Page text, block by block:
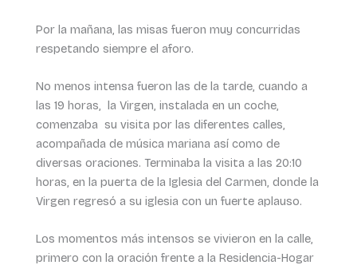
Por la mañana, las misas fueron muy concurridas
respetando siempre el aforo.
No menos intensa fueron las de la tarde, cuando a
las 19 horas, la Virgen, instalada en un coche,
comenzaba su visita por las diferentes calles,
acompañada de música mariana así como de
diversas oraciones. Terminaba la visita a las 20:10
horas, en la puerta de la Iglesia del Carmen, donde la
Virgen regresó a su iglesia con un fuerte aplauso.
Los momentos más intensos se vivieron en la calle,
primero con la oración frente a la Residencia-Hogar